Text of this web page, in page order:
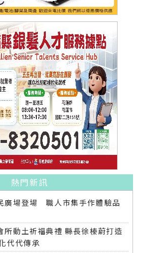
熱門新訊
廣場登場 職人市集手作體驗品
所動土祈福典禮 縣長徐榛蔚打造
代代傳承